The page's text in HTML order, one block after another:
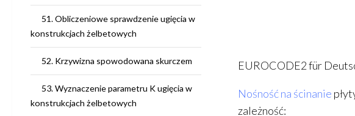
EUROCODE2 für
Nośność na ścinanie
zależność:
51. Obliczeniowe sprawdzenie ugięcia w
konstrukcjach żelbetowych
52. Krzywizna spowodowana skurczem
53. Wyznaczenie parametru K ugięcia w
konstrukcjach żelbetowych